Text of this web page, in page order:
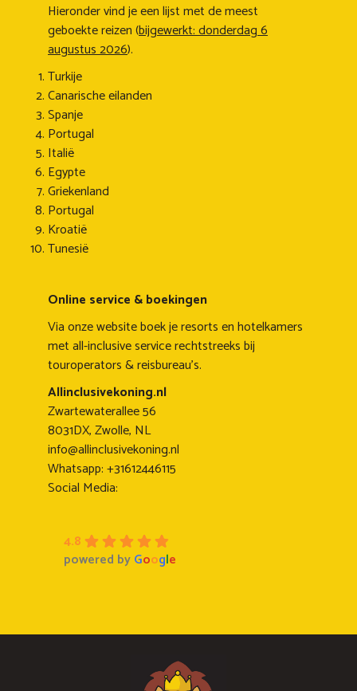
Hieronder vind je een lijst met de meest
geboekte reizen (bijgewerkt: donderdag 6
augustus 2026).
Turkije
Canarische eilanden
Spanje
Portugal
Italië
Egypte
Griekenland
Portugal
Kroatië
Tunesië
Online service & boekingen
Via onze website boek je resorts en hotelkamers
met all-inclusive service rechtstreeks bij
touroperators & reisbureau's.
Allinclusivekoning.nl
Zwartewaterallee 56
8031DX, Zwolle, NL
info@allinclusivekoning.nl
Whatsapp: +31612446115
Social Media:
4.8
powered byGoogle